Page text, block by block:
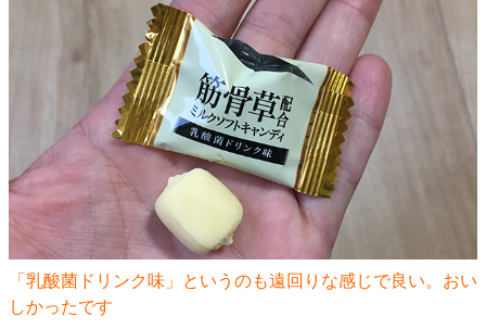
「乳酸菌ドリンク味」というのも遠回りな感じで良い。おい
しかったです